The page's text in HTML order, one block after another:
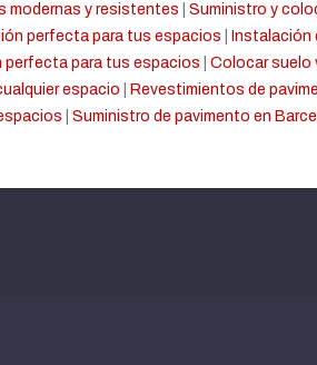
modernas y resistentes Suministro y
perfecta para tus espacios
Instalación
perfecta para tus espacios
Colocar suelo
espacio
Revestimientos de
Suministro de pavimento en